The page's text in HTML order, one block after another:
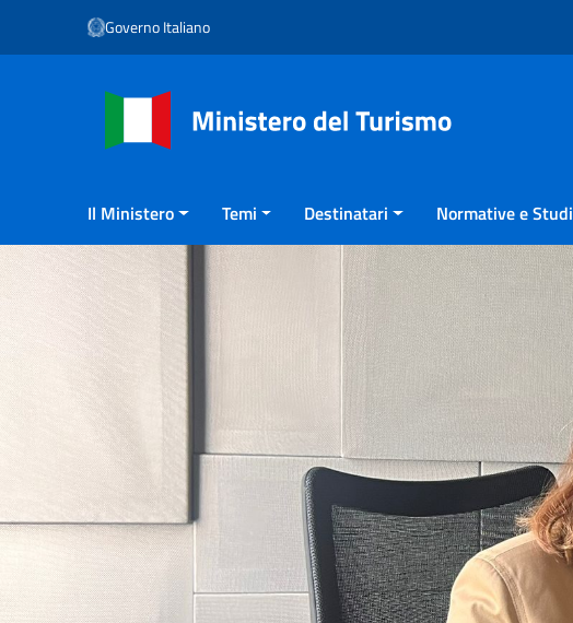
Vai ai contenuti
Vai al menu di navigazione
Governo Italiano
Il Ministero Temi Destinatari Normative e Studi